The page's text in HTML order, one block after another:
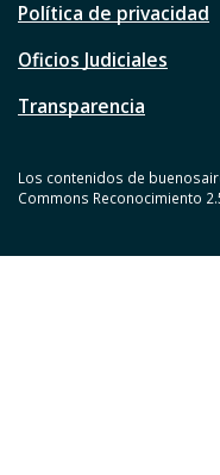
Política de privacidad
Oficios Judiciales
Transparencia
Los contenidos de
Commons Reconocimiento